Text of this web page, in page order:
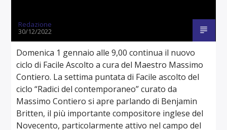
Redazione
30/12/2022
Domenica 1 gennaio alle 9,00 continua il nuovo
ciclo di Facile Ascolto a cura del Maestro Massimo
Contiero. La settima puntata di Facile ascolto del
ciclo “Radici del contemporaneo” curato da
Massimo Contiero si apre parlando di Benjamin
Britten, il più importante compositore inglese del
Novecento, particolarmente attivo nel campo del